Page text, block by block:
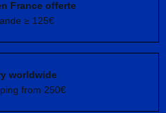
France offerte
≥ 125€
worldwide
from 250€